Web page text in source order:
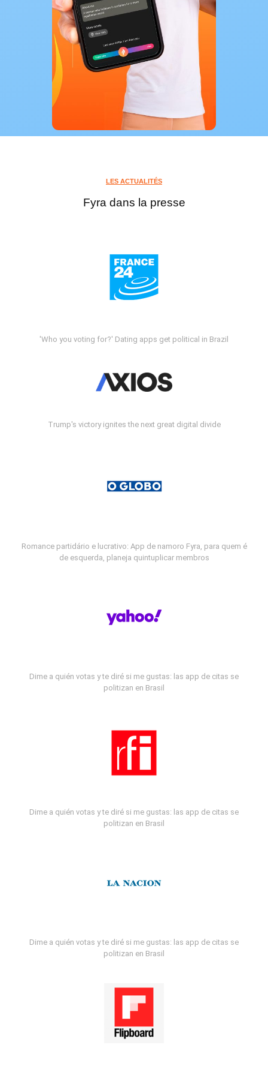
LES ACTUALITÉS
Fyra dans la presse
'Who you voting for?' Dating apps get political in Brazil
Trump's victory ignites the next great digital divide
Romance partidário e lucrativo: App de namoro Fyra, para quem é
de esquerda, planeja quintuplicar membros
Dime a quién votas y te diré si me gustas: las app de citas se
politizan en Brasil
Dime a quién votas y te diré si me gustas: las app de citas se
politizan en Brasil
Dime a quién votas y te diré si me gustas: las app de citas se
politizan en Brasil